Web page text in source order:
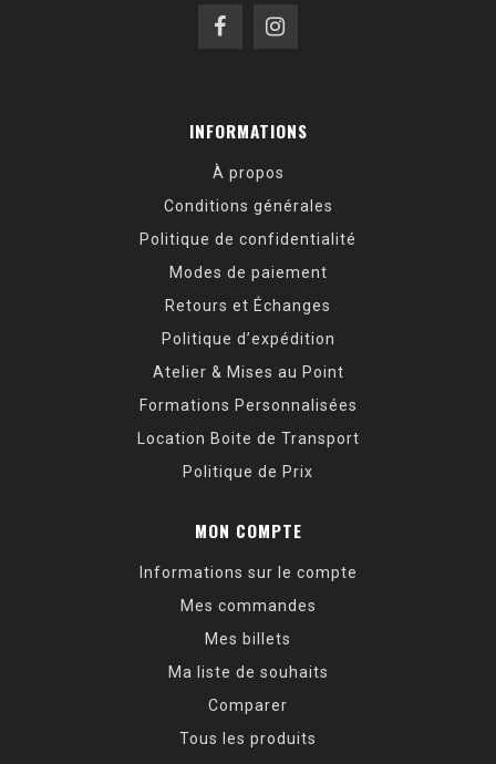
INFORMATIONS
À propos
Conditions générales
Politique de confidentialité
Modes de paiement
Retours et Échanges
Politique d’expédition
Atelier & Mises au Point
Formations Personnalisées
Location Boite de Transport
Politique de Prix
MON COMPTE
Informations sur le compte
Mes commandes
Mes billets
Ma liste de souhaits
Comparer
Tous les produits